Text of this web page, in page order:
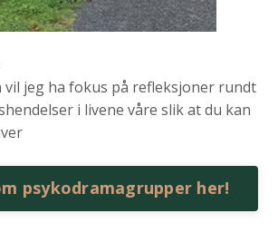
vil jeg ha fokus på refleksjoner rundt
i livene våre slik at du kan
psykodramagrupper her!